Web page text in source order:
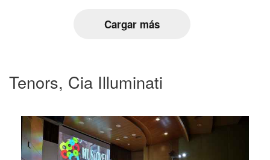
Cargar más
Tenors, Cia Illuminati